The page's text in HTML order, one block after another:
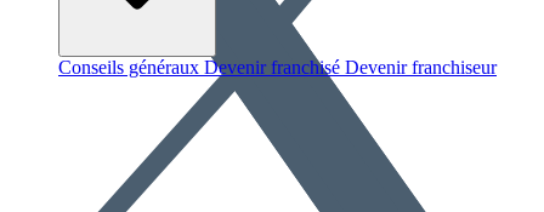
Conseils généraux Devenir franchisé Devenir franchiseur